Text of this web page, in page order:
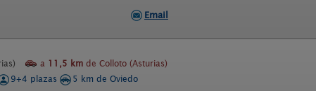
Email
a 11,5 km de Colloto (Asturias)
9+4 plazas
5 km de Oviedo